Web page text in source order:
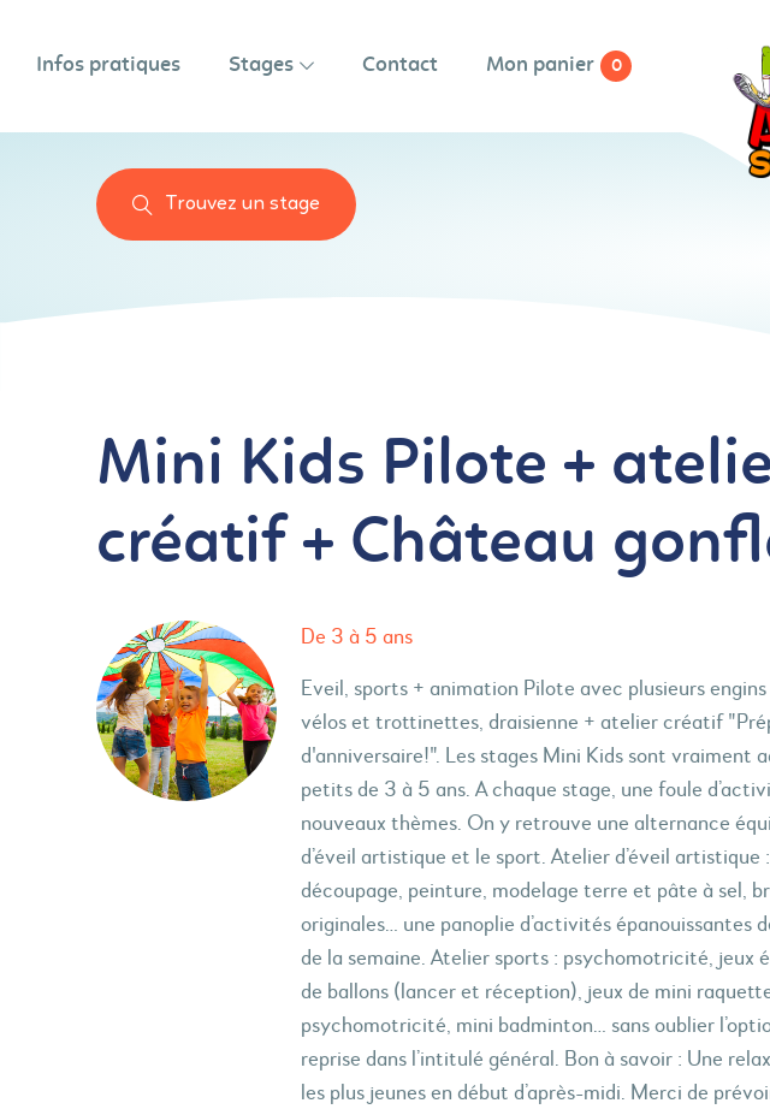
Trouvez un stage
Infos pratiques Stages Contact Mon panier 0
Mini Kids Pilote +
créatif + Château
De 3 à 5 ans
Eveil, sports + animation Pilote avec plusieurs
vélos et trottinettes, draisienne + atelier créatif
d'anniversaire!". Les stages Mini Kids sont vraiment
petits de 3 à 5 ans. A chaque stage, une foule
nouveaux thèmes. On y retrouve une alternance
d’éveil artistique et le sport. Atelier d’éveil artistique
découpage, peinture, modelage terre et pâte à sel,
originales… une panoplie d’activités épanouissantes
de la semaine. Atelier sports : psychomotricité, jeux
de ballons (lancer et réception), jeux de mini
psychomotricité, mini badminton… sans oublier
reprise dans l’intitulé général. Bon à savoir : Une
les plus jeunes en début d’après-midi. Merci de